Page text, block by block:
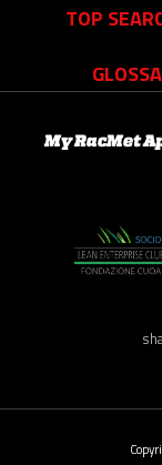
TOP
My RacMet